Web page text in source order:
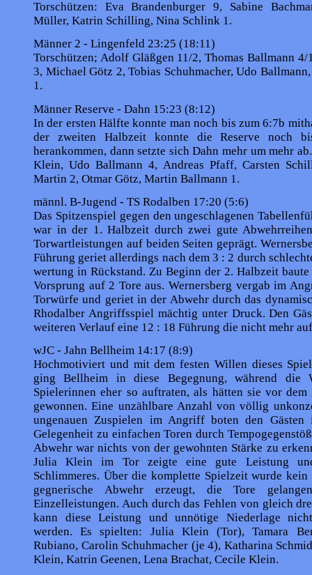
Torschützen: Eva Brandenburger 9, Sabine
Müller, Katrin Schilling, Nina Schlink 1.
Männer 2 - Lingenfeld 23:25 (18:11)
Torschützen; Adolf Gläßgen 11/2, Thomas Ballmann
3, Michael Götz 2, Tobias Schuhmacher, Udo
1.
Männer Reserve - Dahn 15:23 (8:12)
In der ersten Hälfte konnte man noch bis zum 6:7b
der zweiten Halbzeit konnte die Reserve noch
herankommen, dann setzte sich Dahn mehr um mehr
Klein, Udo Ballmann 4, Andreas Pfaff, Carsten
Martin 2, Otmar Götz, Martin Ballmann 1.
männl. B-Jugend - TS Rodalben 17:20 (5:6)
Das Spitzenspiel gegen den ungeschlagenen
war in der 1. Halbzeit durch zwei gute
Torwartleistungen auf beiden Seiten geprägt.
Führung geriet allerdings nach dem 3 : 2 durch
wertung in Rückstand. Zu Beginn der 2. Halbzeit baute
Vorsprung auf 2 Tore aus. Wernersberg vergab im
Torwürfe und geriet in der Abwehr durch das
Rhodalber Angriffsspiel mächtig unter Druck. Den
weiteren Verlauf eine 12 : 18 Führung die nicht mehr
wJC - Jahn Bellheim 14:17 (8:9)
Hochmotiviert und mit dem festen Willen dieses
ging Bellheim in diese Begegnung, während die
Spielerinnen eher so auftraten, als hätten sie vor
gewonnen. Eine unzählbare Anzahl von völlig
ungenauen Zuspielen im Angriff boten den Gästen
Gelegenheit zu einfachen Toren durch
Abwehr war nichts von der gewohnten Stärke zu
Julia Klein im Tor zeigte eine gute Leistung
Schlimmeres. Über die komplette Spielzeit wurde
gegnerische Abwehr erzeugt, die Tore
Einzelleistungen. Auch durch das Fehlen von gleich
kann diese Leistung und unnötige Niederlage
werden. Es spielten: Julia Klein (Tor), Tamara
Rubiano, Carolin Schuhmacher (je 4), Katharina
Klein, Katrin Geenen, Lena Brachat, Cecile Klein.